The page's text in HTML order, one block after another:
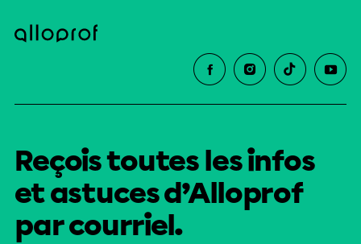
Reçois toutes les infos
et astuces d’Alloprof
par courriel.